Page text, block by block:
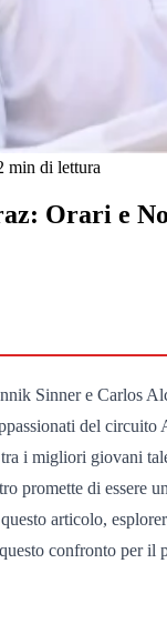
min di lettura
Orari e
Sinner e Carlos
del circuito
i migliori giovani
promette di essere
articolo,
confronto per il